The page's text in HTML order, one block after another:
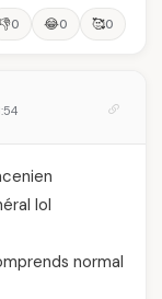
👎0 😂0 🥰0
lol
normal